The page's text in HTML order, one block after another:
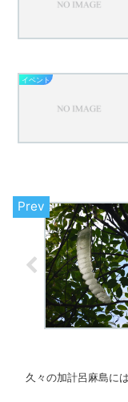
イベント
久々の加計呂麻島に